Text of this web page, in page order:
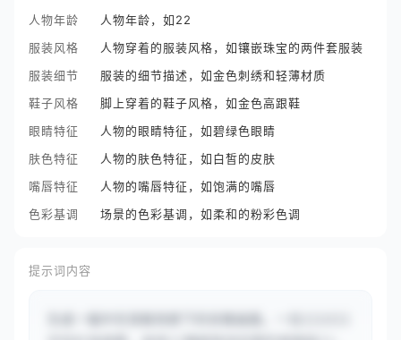
人物年龄
人物年龄，如22
服装风格
人物穿着的服装风格，如镶嵌珠宝的两件套服装
服装细节
服装的细节描述，如金色刺绣和轻薄材质
鞋子风格
脚上穿着的鞋子风格，如金色高跟鞋
眼睛特征
人物的眼睛特征，如碧绿色眼睛
肤色特征
人物的肤色特征，如白皙的皮肤
嘴唇特征
人物的嘴唇特征，如饱满的嘴唇
色彩基调
场景的色彩基调，如柔和的粉彩色调
提示词内容